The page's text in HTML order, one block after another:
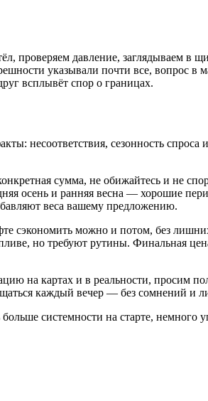
проверяем давление, заглядываем в
указывали почти все, вопрос в
всплывёт спор о границах.
несоответствия, сезонность спроса
сумма, не обижайтесь и не
осень и ранняя весна — хорошие
веса вашему предложению.
сэкономить можно и потом, без
но требуют рутины. Финальная
на картах и в реальности, просим
каждый вечер — без сомнений и
системности на старте, немного